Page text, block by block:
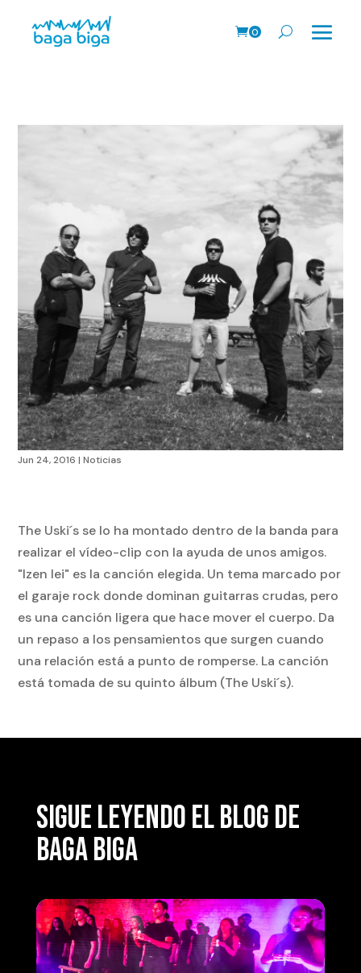
0
Jun 24, 2016 |Noticias
The Uski´s se lo ha montado dentro de la banda para
realizar el vídeo-clip con la ayuda de unos amigos.
"Izen lei" es la canción elegida. Un tema marcado por
el garaje rock donde dominan guitarras crudas, pero
es una canción ligera que hace mover el cuerpo. Da
un repaso a los pensamientos que surgen cuando
una relación está a punto de romperse. La canción
está tomada de su quinto álbum (The Uski´s).
SIGUE LEYENDO EL BLOG DE
BAGA BIGA